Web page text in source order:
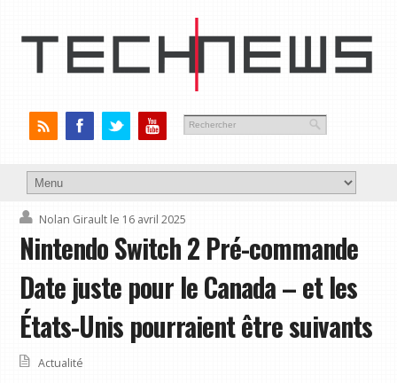
Nolan Girault le 16 avril 2025
Nintendo Switch 2 Pré-commande
Date juste pour le Canada – et les
États-Unis pourraient être suivants
Actualité